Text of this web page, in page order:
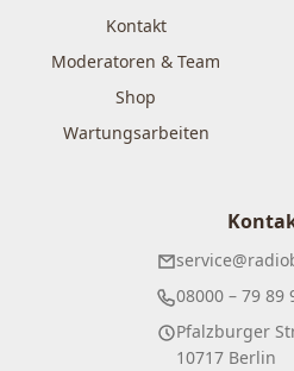
Kontakt
Moderatoren & Team
Shop
Wartungsarbeiten
08000 – 79 89
Pfalzburger
10717 Berlin